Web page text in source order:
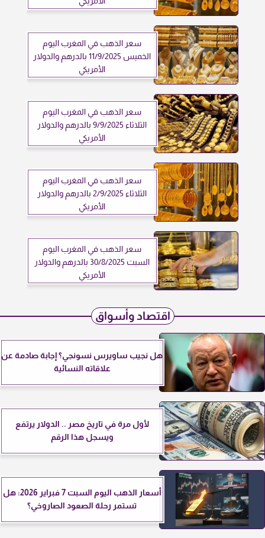
سعر الذهب في المغرب اليوم
الخميس 11/9/2025 بالدرهم والدولار
الأمريكي
سعر الذهب في المغرب اليوم
الثلاثاء 9/9/2025 بالدرهم والدولار
الأمريكي
سعر الذهب في المغرب اليوم
الثلاثاء 2/9/2025 بالدرهم والدولار
الأمريكي
سعر الذهب في المغرب اليوم
السبت 30/8/2025 بالدرهم والدولار
الأمريكي
اقتصاد وأسواق
هل نجيب ساويرس نسونجي؟ إجابة صادمة عن
علاقاته النسائية
لأول مرة في تاريخ مصر .. الدولار يرتفع
ويسجل هذا الرقم
أسعار الذهب اليوم السبت 7 فبراير 2026: هل
تستمر رحلة الصعود الصاروخي؟